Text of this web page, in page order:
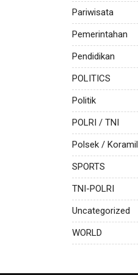
Pariwisata
Pemerintahan
Pendidikan
POLITICS
Politik
POLRI / TNI
Polsek / Koramil
SPORTS
TNI-POLRI
Uncategorized
WORLD